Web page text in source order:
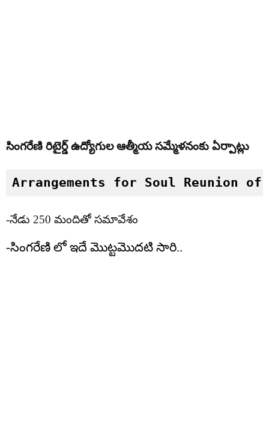
సింగరేణి రిటైర్డ్ ఉద్యోగుల ఆత్మీయ సమ్మేళనంకు ఏర్పాట్లు
Arrangements for Soul Reunion
-నేడు 250 మందితో సమావేశం
-సింగరేణి లో ఇదే మొట్టమొదటి సారి..